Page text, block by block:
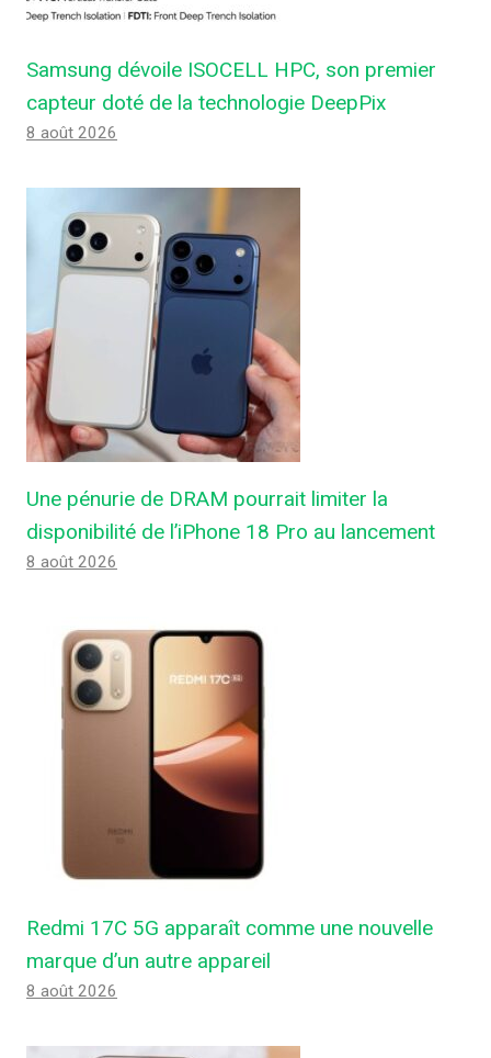
Samsung dévoile ISOCELL HPC, son premier
capteur doté de la technologie DeepPix
8 août 2026
Une pénurie de DRAM pourrait limiter la
disponibilité de l’iPhone 18 Pro au lancement
8 août 2026
Redmi 17C 5G apparaît comme une nouvelle
marque d’un autre appareil
8 août 2026